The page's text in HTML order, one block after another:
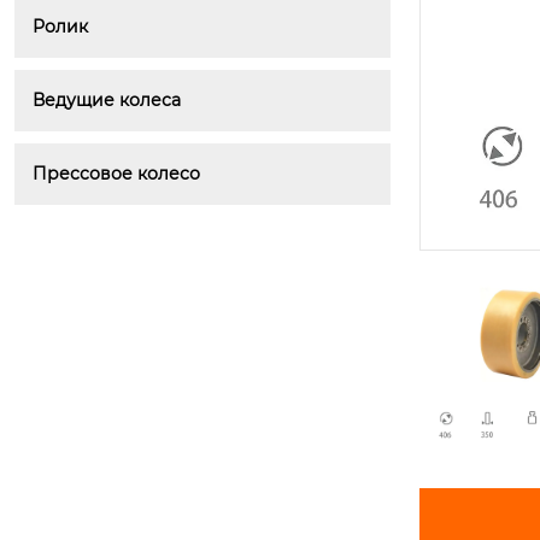
Ролик
Ведущие колеса
Прессовое колесо